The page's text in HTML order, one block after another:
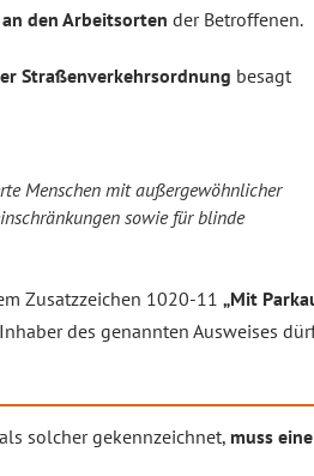
den Arbeitsorten der Betroffenen.
Straßenverkehrsordnung besagt
Menschen mit außergewöhnlicher
sowie für blinde
Zusatzzeichen 1020-11 „Mit
des genannten Ausweises
solcher gekennzeichnet, muss eine